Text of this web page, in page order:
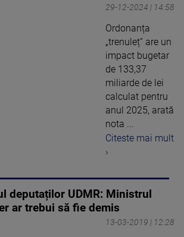
29-12-2024 | 14:58
Ordonanța
„trenuleț” are un
impact bugetar
de 133,37
miliarde de lei
calculat pentru
anul 2025, arată
nota ...
Citeste mai mult
›
deputaților UDMR: Ministrul
ar trebui să fie demis
13-03-2019 | 12:28